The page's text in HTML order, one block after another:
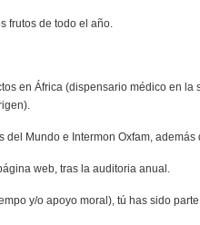
frutos de todo el año.
en África (dispensario médico en la
del Mundo e Intermon Oxfam,
web, tras la auditoria anual.
y/o apoyo moral), tú has sido